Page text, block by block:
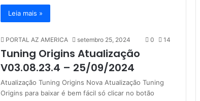
Leia mais »
PORTAL AZ AMERICA setembro 25, 2024 0 14
Tuning Origins Atualização
V03.08.23.4 – 25/09/2024
Atualização Tuning Origins Nova Atualização Tuning
Origins para baixar é bem fácil só clicar no botão